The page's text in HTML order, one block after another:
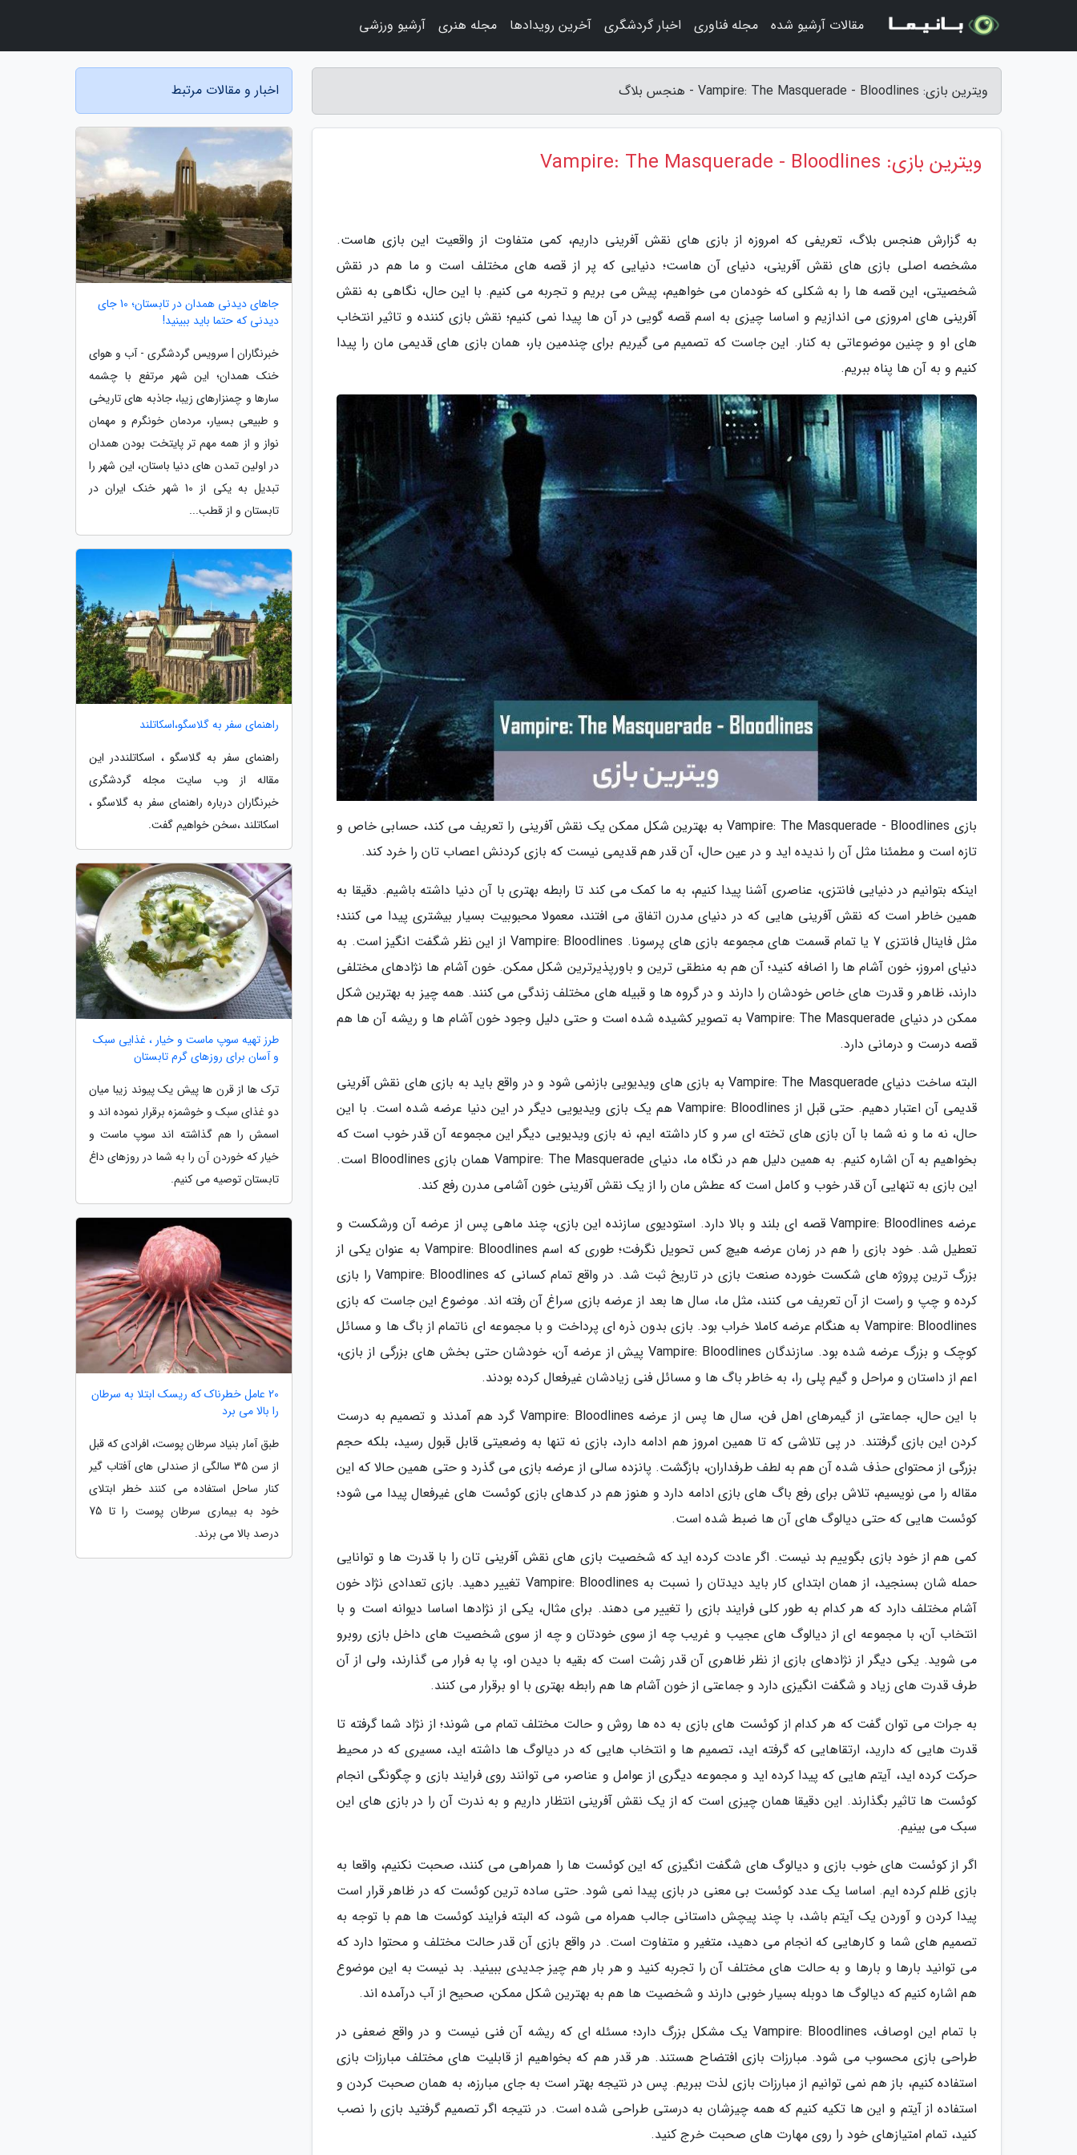
ویترین بازی: Vampire: The Masquerade - Bloodlines - هنجس بلاگ
ویترین بازی: Vampire: The Masquerade - Bloodlines
به گزارش هنجس بلاگ، تعریفی که امروزه از بازی های نقش آفرینی داریم، کمی متفاوت از واقعیت این بازی هاست.
مشخصه اصلی بازی های نقش آفرینی، دنیای آن هاست؛ دنیایی که پر از قصه های مختلف است و ما هم در نقش
شخصیتی، این قصه ها را به شکلی که خودمان می خواهیم، پیش می بریم و تجربه می کنیم. با این حال، نگاهی به نقش
آفرینی های امروزی می اندازیم و اساسا چیزی به اسم قصه گویی در آن ها پیدا نمی کنیم؛ نقش بازی کننده و تاثیر انتخاب
های او و چنین موضوعاتی به کنار. این جاست که تصمیم می گیریم برای چندمین بار، همان بازی های قدیمی مان را پیدا
کنیم و به آن ها پناه ببریم.
بازی Vampire: The Masquerade - Bloodlines به بهترین شکل ممکن یک نقش آفرینی را تعریف می کند، حسابی خاص و
تازه است و مطمئنا مثل آن را ندیده اید و در عین حال، آن قدر هم قدیمی نیست که بازی کردنش اعصاب تان را خرد کند.
اینکه بتوانیم در دنیایی فانتزی، عناصری آشنا پیدا کنیم، به ما کمک می کند تا رابطه بهتری با آن دنیا داشته باشیم. دقیقا به
همین خاطر است که نقش آفرینی هایی که در دنیای مدرن اتفاق می افتند، معمولا محبوبیت بسیار بیشتری پیدا می کنند؛
مثل فاینال فانتزی 7 یا تمام قسمت های مجموعه بازی های پرسونا. Vampire: Bloodlines از این نظر شگفت انگیز است. به
دنیای امروز، خون آشام ها را اضافه کنید؛ آن هم به منطقی ترین و باورپذیرترین شکل ممکن. خون آشام ها نژادهای مختلفی
دارند، ظاهر و قدرت های خاص خودشان را دارند و در گروه ها و قبیله های مختلف زندگی می کنند. همه چیز به بهترین شکل
ممکن در دنیای Vampire: The Masquerade به تصویر کشیده شده است و حتی دلیل وجود خون آشام ها و ریشه آن ها هم
قصه درست و درمانی دارد.
البته ساخت دنیای Vampire: The Masquerade به بازی های ویدیویی بازنمی شود و در واقع باید به بازی های نقش آفرینی
قدیمی آن اعتبار دهیم. حتی قبل از Vampire: Bloodlines هم یک بازی ویدیویی دیگر در این دنیا عرضه شده است. با این
حال، نه ما و نه شما با آن بازی های تخته ای سر و کار داشته ایم، نه بازی ویدیویی دیگر این مجموعه آن قدر خوب است که
بخواهیم به آن اشاره کنیم. به همین دلیل هم در نگاه ما، دنیای Vampire: The Masquerade همان بازی Bloodlines است.
این بازی به تنهایی آن قدر خوب و کامل است که عطش مان را از یک نقش آفرینی خون آشامی مدرن رفع کند.
عرضه Vampire: Bloodlines قصه ای بلند و بالا دارد. استودیوی سازنده این بازی، چند ماهی پس از عرضه آن ورشکست و
تعطیل شد. خود بازی را هم در زمان عرضه هیچ کس تحویل نگرفت؛ طوری که اسم Vampire: Bloodlines به عنوان یکی از
بزرگ ترین پروژه های شکست خورده صنعت بازی در تاریخ ثبت شد. در واقع تمام کسانی که Vampire: Bloodlines را بازی
کرده و چپ و راست از آن تعریف می کنند، مثل ما، سال ها بعد از عرضه بازی سراغ آن رفته اند. موضوع این جاست که بازی
Vampire: Bloodlines به هنگام عرضه کاملا خراب بود. بازی بدون ذره ای پرداخت و با مجموعه ای ناتمام از باگ ها و مسائل
کوچک و بزرگ عرضه شده بود. سازندگان Vampire: Bloodlines پیش از عرضه آن، خودشان حتی بخش های بزرگی از بازی،
اعم از داستان و مراحل و گیم پلی را، به خاطر باگ ها و مسائل فنی زیادشان غیرفعال کرده بودند.
با این حال، جماعتی از گیمرهای اهل فن، سال ها پس از عرضه Vampire: Bloodlines گرد هم آمدند و تصمیم به درست
کردن این بازی گرفتند. در پی تلاشی که تا همین امروز هم ادامه دارد، بازی نه تنها به وضعیتی قابل قبول رسید، بلکه حجم
بزرگی از محتوای حذف شده آن هم به لطف طرفداران، بازگشت. پانزده سالی از عرضه بازی می گذرد و حتی همین حالا که این
مقاله را می نویسیم، تلاش برای رفع باگ های بازی ادامه دارد و هنوز هم در کدهای بازی کوئست های غیرفعال پیدا می شود؛
کوئست هایی که حتی دیالوگ های آن ها ضبط شده است.
کمی هم از خود بازی بگوییم بد نیست. اگر عادت کرده اید که شخصیت بازی های نقش آفرینی تان را با قدرت ها و توانایی
حمله شان بسنجید، از همان ابتدای کار باید دیدتان را نسبت به Vampire: Bloodlines تغییر دهید. بازی تعدادی نژاد خون
آشام مختلف دارد که هر کدام به طور کلی فرایند بازی را تغییر می دهند. برای مثال، یکی از نژادها اساسا دیوانه است و با
انتخاب آن، با مجموعه ای از دیالوگ های عجیب و غریب چه از سوی خودتان و چه از سوی شخصیت های داخل بازی روبرو
می شوید. یکی دیگر از نژادهای بازی از نظر ظاهری آن قدر زشت است که بقیه با دیدن او، پا به فرار می گذارند، ولی از آن
طرف قدرت های زیاد و شگفت انگیزی دارد و جماعتی از خون آشام ها هم رابطه بهتری با او برقرار می کنند.
به جرات می توان گفت که هر کدام از کوئست های بازی به ده ها روش و حالت مختلف تمام می شوند؛ از نژاد شما گرفته تا
قدرت هایی که دارید، ارتقاهایی که گرفته اید، تصمیم ها و انتخاب هایی که در دیالوگ ها داشته اید، مسیری که در محیط
حرکت کرده اید، آیتم هایی که پیدا کرده اید و مجموعه دیگری از عوامل و عناصر، می توانند روی فرایند بازی و چگونگی انجام
کوئست ها تاثیر بگذارند. این دقیقا همان چیزی است که از یک نقش آفرینی انتظار داریم و به ندرت آن را در بازی های این
سبک می بینیم.
اگر از کوئست های خوب بازی و دیالوگ های شگفت انگیزی که این کوئست ها را همراهی می کنند، صحبت نکنیم، واقعا به
بازی ظلم کرده ایم. اساسا یک عدد کوئست بی معنی در بازی پیدا نمی شود. حتی ساده ترین کوئست که در ظاهر قرار است
پیدا کردن و آوردن یک آیتم باشد، با چند پیچش داستانی جالب همراه می شود، که البته فرایند کوئست ها هم با توجه به
تصمیم های شما و کارهایی که انجام می دهید، متغیر و متفاوت است. در واقع بازی آن قدر حالت مختلف و محتوا دارد که
می توانید بارها و بارها و به حالت های مختلف آن را تجربه کنید و هر بار هم چیز جدیدی ببینید. بد نیست به این موضوع
هم اشاره کنیم که دیالوگ ها دوبله بسیار خوبی دارند و شخصیت ها هم به بهترین شکل ممکن، صحیح از آب درآمده اند.
با تمام این اوصاف، Vampire: Bloodlines یک مشکل بزرگ دارد؛ مسئله ای که ریشه آن فنی نیست و در واقع ضعفی در
طراحی بازی محسوب می شود. مبارزات بازی افتضاح هستند. هر قدر هم که بخواهیم از قابلیت های مختلف مبارزات بازی
استفاده کنیم، باز هم نمی توانیم از مبارزات بازی لذت ببریم. پس در نتیجه بهتر است به جای مبارزه، به همان صحبت کردن و
استفاده از آیتم و این ها تکیه کنیم که همه چیزشان به درستی طراحی شده است. در نتیجه اگر تصمیم گرفتید بازی را نصب
کنید، تمام امتیازهای خود را روی مهارت های صحبت خرج کنید.
اخبار و مقالات مرتبط
جاهای دیدنی همدان در تابستان؛ 10 جای
دیدنی که حتما باید ببینید!
خبرنگاران | سرویس گردشگری - آب و هوای
خنک همدان؛ این شهر مرتفع با چشمه
سارها و چمنزارهای زیبا، جاذبه های تاریخی
و طبیعی بسیار، مردمان خونگرم و مهمان
نواز و از همه مهم تر پایتخت بودن همدان
در اولین تمدن های دنیا باستان، این شهر را
تبدیل به یکی از 10 شهر خنک ایران در
تابستان و از قطب...
راهنمای سفر به گلاسگو،اسکاتلند
راهنمای سفر به گلاسگو ، اسکاتلنددر این
مقاله از وب سایت مجله گردشگری
خبرنگاران درباره راهنمای سفر به گلاسگو ،
اسکاتلند ،سخن خواهیم گفت.
طرز تهیه سوپ ماست و خیار ، غذایی سبک
و آسان برای روزهای گرم تابستان
ترک ها از قرن ها پیش یک پیوند زیبا میان
دو غذای سبک و خوشمزه برقرار نموده اند و
اسمش را هم گذاشته اند سوپ ماست و
خیار که خوردن آن را به شما در روزهای داغ
تابستان توصیه می کنیم.
20 عامل خطرناک که ریسک ابتلا به سرطان
را بالا می برد
طبق آمار بنیاد سرطان پوست، افرادی که قبل
از سن 35 سالگی از صندلی های آفتاب گیر
کنار ساحل استفاده می کنند خطر ابتلای
خود به بیماری سرطان پوست را تا 75
درصد بالا می برند.
مقالات آرشیو شده مجله فناوری اخبار گردشگری آخرین رویدادها مجله هنری آرشیو ورزشی